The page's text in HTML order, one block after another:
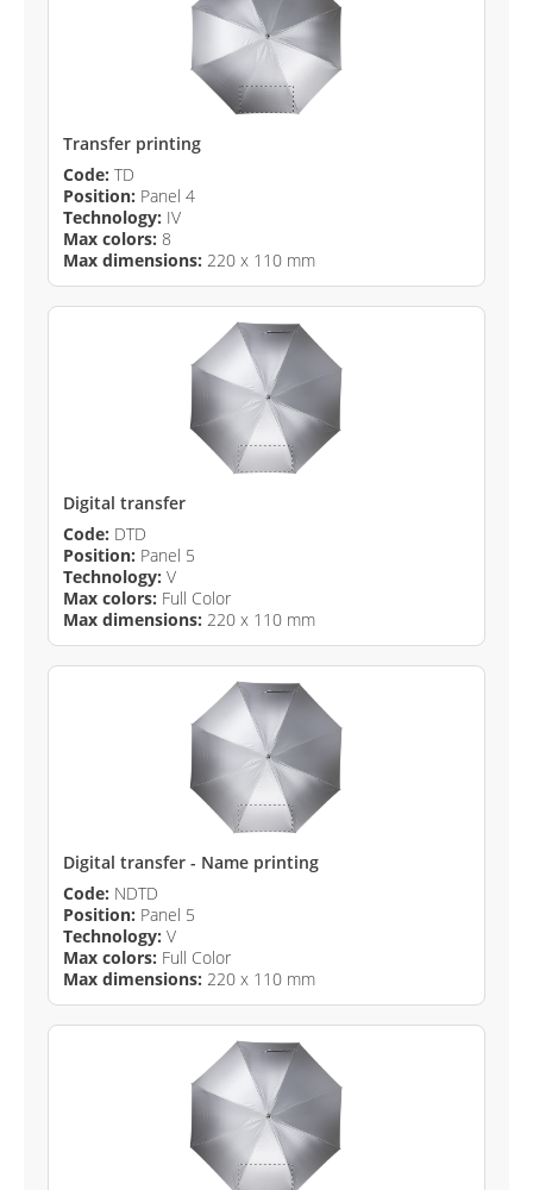
Transfer printing
Code: TD
Position: Panel 4
Technology: IV
Max colors: 8
Max dimensions: 220 x 110 mm
Digital transfer
Code: DTD
Position: Panel 5
Technology: V
Max colors: Full Color
Max dimensions: 220 x 110 mm
Digital transfer - Name printing
Code: NDTD
Position: Panel 5
Technology: V
Max colors: Full Color
Max dimensions: 220 x 110 mm